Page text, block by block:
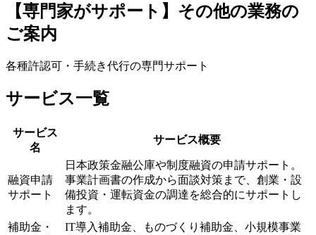
【専門家がサポート】その他の業務の
ご案内
各種許認可・手続き代行の専門サポート
サービス一覧
サービス
名
サービス概要
融資申請
サポート
日本政策金融公庫や制度融資の申請サポート。
事業計画書の作成から面談対策まで、創業・設
備投資・運転資金の調達を総合的にサポートし
ます。
補助金・
IT導入補助金、ものづくり補助金、小規模事業